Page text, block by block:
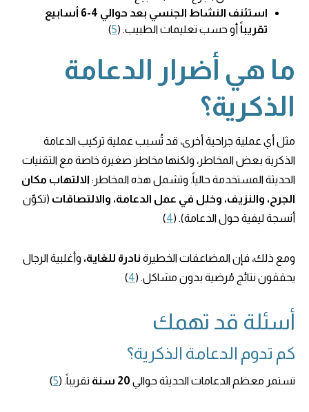
استئنف النشاط الجنسي بعد حوالي 4-6 أسابيع
تقريباً أو حسب تعليمات الطبيب. (5
)
ما هي أضرار الدعامة
الذكرية؟
مثل أي عملية جراحية أخرى، قد تُسبب عملية تركيب الدعامة
الذكرية بعض المخاطر، ولكنها مخاطر صغيرة خاصة مع التقنيات
الحديثة المستخدمة حالياً. وتشمل هذه المخاطر: الالتهاب مكان
الجرح، والنزيف، وخلل في عمل الدعامة، والالتصاقات (تكوّن
أنسجة ليفية حول الدعامة). (4
)
ومع ذلك، فإن المضاعفات الخطيرة نادرة للغاية، وأغلبية الرجال
يحققون نتائج مُرضية بدون مشاكل. (4
)
أسئلة قد تهمك
كم تدوم الدعامة الذكرية؟
تستمر معظم الدعامات الحديثة حوالي 20 سنة تقريباً. (5
)